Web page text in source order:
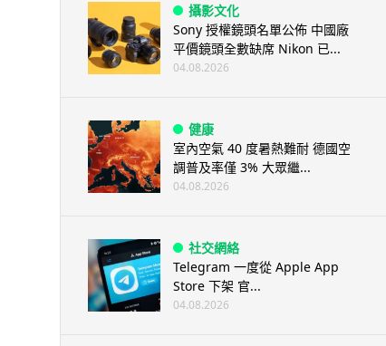
攝影文化
Sony 授權鏡頭名單公佈 中國廠
平價鏡頭全數缺席 Nikon 已...
04.08.2026
健康
室內空氣 40 度暑熱難耐 德國空
調普及率僅 3% 大眾繼...
04.08.2026
社交網絡
Telegram 一度從 Apple App
Store 下架 官...
04.08.2026